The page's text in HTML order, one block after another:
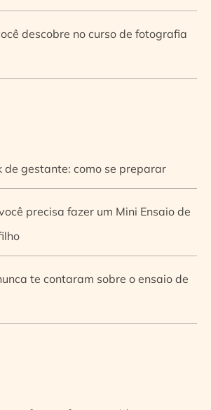
descobre no curso de fotografia
de gestante: como se preparar
precisa fazer um Mini Ensaio de
te contaram sobre o ensaio de